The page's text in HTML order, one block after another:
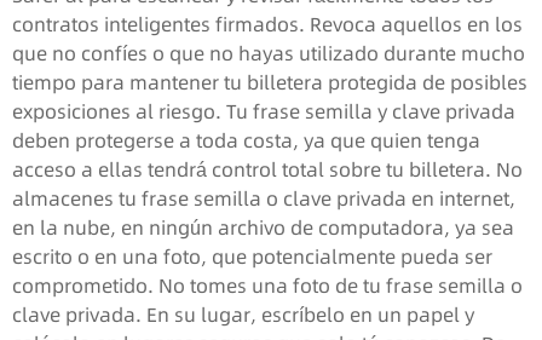
contratos inteligentes firmados. Revoca aquellos en los
que no confíes o que no hayas utilizado durante mucho
tiempo para mantener tu billetera protegida de posibles
exposiciones al riesgo. Tu frase semilla y clave privada
deben protegerse a toda costa, ya que quien tenga
acceso a ellas tendrá control total sobre tu billetera. No
almacenes tu frase semilla o clave privada en internet,
en la nube, en ningún archivo de computadora, ya sea
escrito o en una foto, que potencialmente pueda ser
comprometido. No tomes una foto de tu frase semilla o
clave privada. En su lugar, escríbelo en un papel y